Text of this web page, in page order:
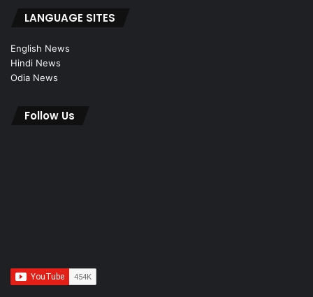
LANGUAGE SITES
English News
Hindi News
Odia News
Follow Us